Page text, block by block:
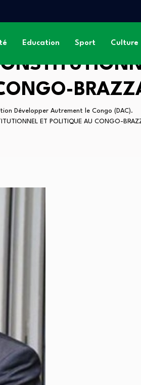
Education Sport Culture
Développer Autrement le Congo (DAC).
ET POLITIQUE AU CONGO-